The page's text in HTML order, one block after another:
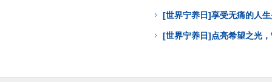
[世界宁养日]享受无痛的人
[世界宁养日]点亮希望之光